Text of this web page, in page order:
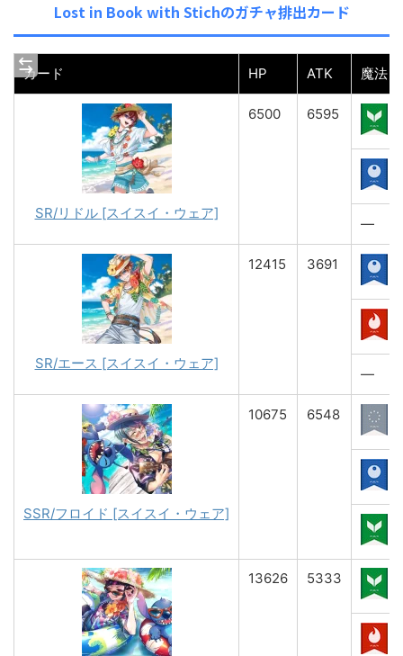
Lost in Book with Stichのガチャ排出カード
カード HP ATK 魔法
SR/リドル [スイスイ・ウェア]
6500 6595
―
SR/エース [スイスイ・ウェア]
12415 3691
―
SSR/フロイド [スイスイ・ウェア]
10675 6548
13626 5333